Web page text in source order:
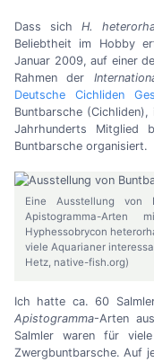
Dass sichH.
Beliebtheit im Hobby
Januar 2009, auf einer
Rahmen der
Deutsche Cichliden
Buntbarsche
Jahrhunderts Mitglied
Buntbarsche organisiert.
Eine Ausstellung von
Apistogramma-
Hyphessobrycon
viele Aquarianer
Hetz, native-fish.org)
Ich hatte ca. 60
Apistogramma-Arten
Salmler waren für
Zwergbuntbarsche. Auf